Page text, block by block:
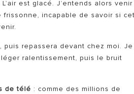
est glacé. J’entends alors venir
incapable de savoir si
puis repassera devant chez moi. Je
ralentissement, puis le bruit
de télé : comme des millions de